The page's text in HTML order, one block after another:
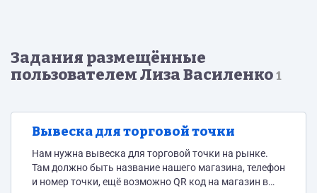
Задания размещённые
пользователем Лиза Василенко 1
Вывеска для торговой точки
Нам нужна вывеска для торговой точки на рынке.
Там должно быть название нашего магазина, телефон
и номер точки, ещё возможно QR код на магазин в